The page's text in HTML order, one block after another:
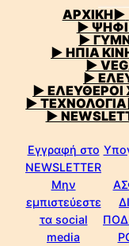
ΑΡΧΙΚΗ▶
▶
▶
▶ ΗΠΙΑ
▶
▶
▶ ΕΛΕΥΘΕΡΟΙ
▶ ΤΕΧΝΟΛΟΓΙΑ
▶
Εγγραφή στο
NEWSLETTER
Μην
εμπιστεύεστε
τα social
media